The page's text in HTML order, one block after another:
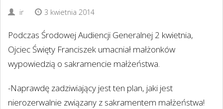
ir 3 kwietnia 2014
Podczas Środowej Audiencji Generalnej 2 kwietnia,
Ojciec Święty Franciszek umacniał małżonków
wypowiedzią o sakramencie małżeństwa.
-Naprawdę zadziwiający jest ten plan, jaki jest
nierozerwalnie związany z sakramentem małżeństwa!